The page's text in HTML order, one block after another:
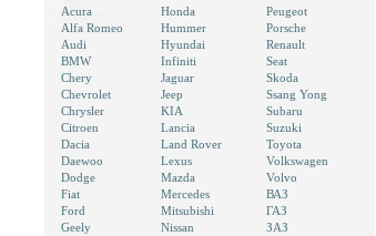
Acura
Alfa Romeo
Audi
BMW
Chery
Chevrolet
Chrysler
Citroen
Dacia
Daewoo
Dodge
Fiat
Ford
Geely
Honda
Hummer
Hyundai
Infiniti
Jaguar
Jeep
KIA
Lancia
Land Rover
Lexus
Mazda
Mercedes
Mitsubishi
Nissan
Peugeot
Porsche
Renault
Seat
Skoda
Ssang Yong
Subaru
Suzuki
Toyota
Volkswagen
Volvo
ВАЗ
ГАЗ
ЗАЗ